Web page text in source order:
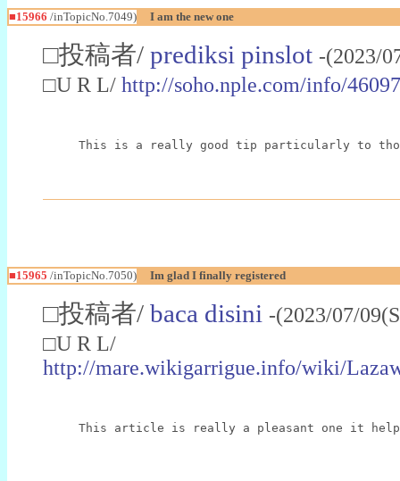
■15966 /inTopicNo.7049) I am the new one
□投稿者/ prediksi pinslot -(2023/
□U R L/ http://soho.nple.com/info/
This is a really good tip particularly to
■15965 /inTopicNo.7050) Im glad I finally registered
□投稿者/ baca disini -(2023/07/
□U R L/
http://mare.wikigarrigue.info/wiki/
This article is really a pleasant one it helps